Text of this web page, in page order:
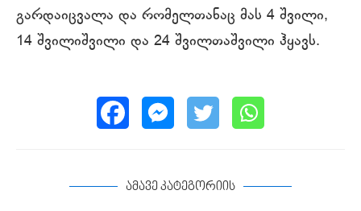
გარდაიცვალა და რომელთანაც მას 4 შვილი,
14 შვილიშვილი და 24 შვილთაშვილი ჰყავს.
ამავე კატეგორიის